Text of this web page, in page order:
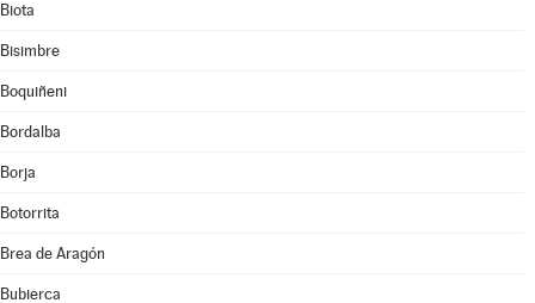
Biota
Bisimbre
Boquiñeni
Bordalba
Borja
Botorrita
Brea de Aragón
Bubierca